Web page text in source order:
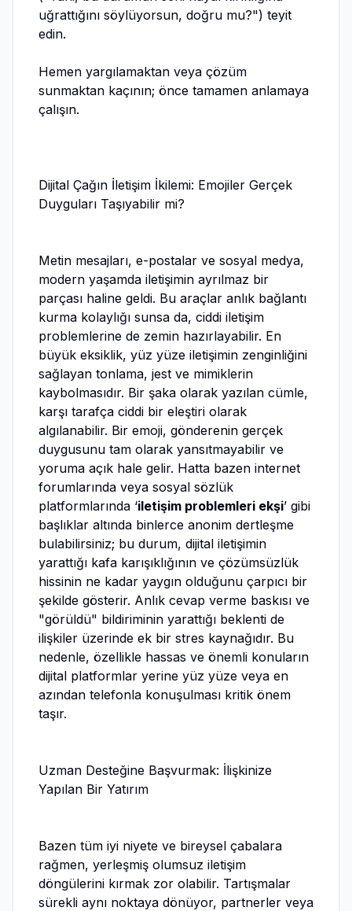
uğrattığını söylüyorsun, doğru mu?") teyit
edin.
Hemen yargılamaktan veya çözüm
sunmaktan kaçının; önce tamamen anlamaya
çalışın.
Dijital Çağın İletişim İkilemi: Emojiler Gerçek
Duyguları Taşıyabilir mi?
Metin mesajları, e-postalar ve sosyal medya,
modern yaşamda iletişimin ayrılmaz bir
parçası haline geldi. Bu araçlar anlık bağlantı
kurma kolaylığı sunsa da, ciddi iletişim
problemlerine de zemin hazırlayabilir. En
büyük eksiklik, yüz yüze iletişimin zenginliğini
sağlayan tonlama, jest ve mimiklerin
kaybolmasıdır. Bir şaka olarak yazılan cümle,
karşı tarafça ciddi bir eleştiri olarak
algılanabilir. Bir emoji, gönderenin gerçek
duygusunu tam olarak yansıtmayabilir ve
yoruma açık hale gelir. Hatta bazen internet
forumlarında veya sosyal sözlük
platformlarında ‘iletişim problemleri ekşi’ gibi
başlıklar altında binlerce anonim dertleşme
bulabilirsiniz; bu durum, dijital iletişimin
yarattığı kafa karışıklığının ve çözümsüzlük
hissinin ne kadar yaygın olduğunu çarpıcı bir
şekilde gösterir. Anlık cevap verme baskısı ve
"görüldü" bildiriminin yarattığı beklenti de
ilişkiler üzerinde ek bir stres kaynağıdır. Bu
nedenle, özellikle hassas ve önemli konuların
dijital platformlar yerine yüz yüze veya en
azından telefonla konuşulması kritik önem
taşır.
Uzman Desteğine Başvurmak: İlişkinize
Yapılan Bir Yatırım
Bazen tüm iyi niyete ve bireysel çabalara
rağmen, yerleşmiş olumsuz iletişim
döngülerini kırmak zor olabilir. Tartışmalar
sürekli aynı noktaya dönüyor, partnerler veya